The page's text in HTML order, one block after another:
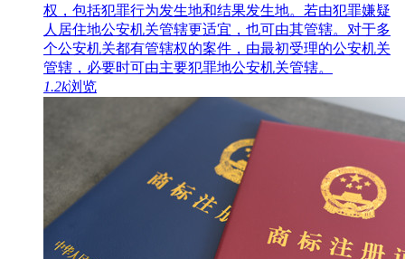
权，包括犯罪行为发生地和结果发生地。若由犯罪嫌疑
人居住地公安机关管辖更适宜，也可由其管辖。对于多
个公安机关都有管辖权的案件，由最初受理的公安机关
管辖，必要时可由主要犯罪地公安机关管辖。
1.2k浏览